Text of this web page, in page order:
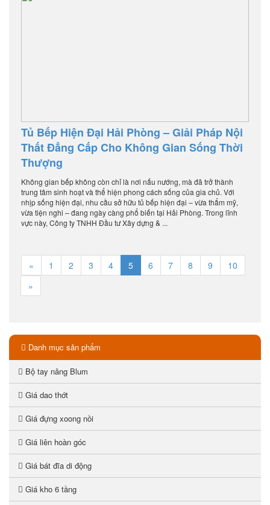
Tủ Bếp Hiện Đại Hải Phòng – Giải Pháp Nội
Thất Đẳng Cấp Cho Không Gian Sống Thời
Thượng
Không gian bếp không còn chỉ là nơi nấu nướng, mà đã trở thành
trung tâm sinh hoạt và thể hiện phong cách sống của gia chủ. Với
nhịp sống hiện đại, nhu cầu sở hữu tủ bếp hiện đại – vừa thẩm mỹ,
vừa tiện nghi – đang ngày càng phổ biến tại Hải Phòng. Trong lĩnh
vực này, Công ty TNHH Đầu tư Xây dựng & ...
« 1 2 3 4 5 6 7 8 9
10
»
Danh mục sản phẩm
Bộ tay nâng Blum
Giá dao thớt
Giá đựng xoong nồi
Giá liên hoàn góc
Giá bát đĩa di động
Giá kho 6 tầng